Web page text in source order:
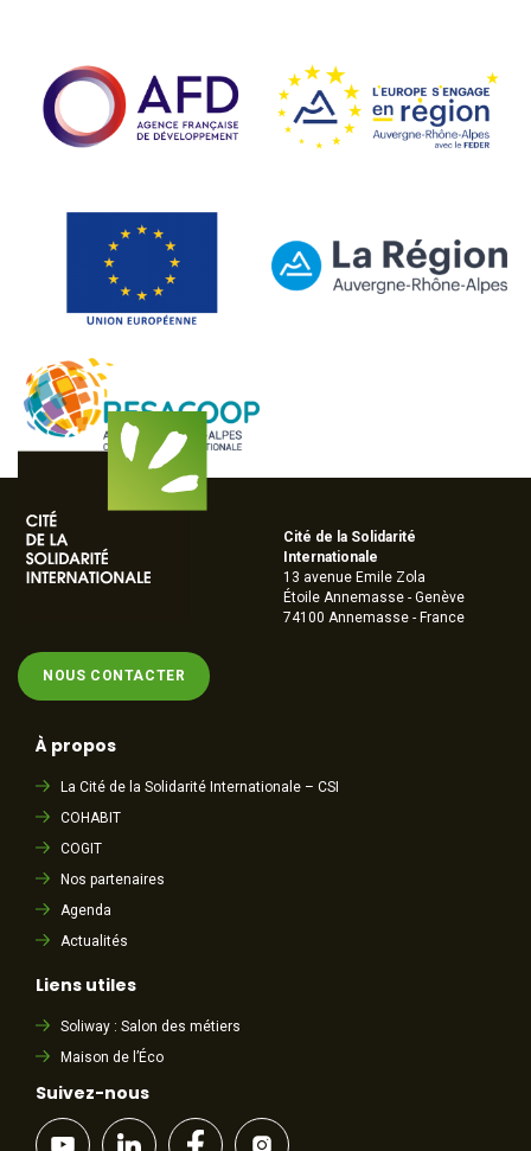
NOUS CONTACTER
Cité de la Solidarité
Internationale
13 avenue Emile Zola
Étoile Annemasse - Genève
74100 Annemasse - France
À propos
La Cité de la Solidarité Internationale – CSI
COHABIT
COGIT
Nos partenaires
Agenda
Actualités
Liens utiles
Soliway : Salon des métiers
Maison de l’Éco
Suivez-nous